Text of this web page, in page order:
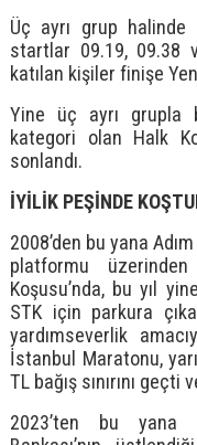
Üç ayrı grup halinde
startlar 09.19, 09.38
katılan kişiler finişe
Yine üç ayrı grupla
kategori olan Halk
sonlandı.
İYİLİK PEŞİNDE
2008’den bu yana
platformu
Koşusu’nda, bu yıl
STK için parkura
yardımseverlik
İstanbul Maratonu,
TL bağış sınırını geçti
2023’ten bu yana